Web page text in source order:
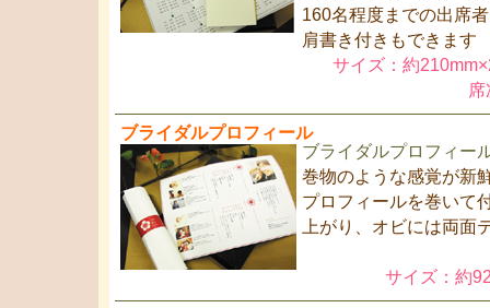
160名程度までの出席
肩書き付きもできます
サイズ：約
ブライダルプロフィール
ブライダルプロフィー
巻物のような感覚が新
プロフィールを巻いて
上がり、オビには両面
サイズ：約